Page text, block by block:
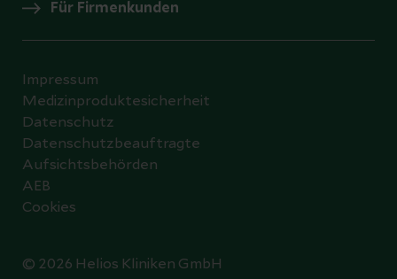
Für Firmenkunden
© 2026 Helios Kliniken GmbH
Impressum
Medizinproduktesicherheit
Datenschutz
Datenschutzbeauftragte
Aufsichtsbehörden
AEB
Cookies